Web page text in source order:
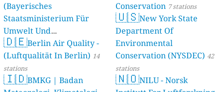
(Bayerisches
Staatsministerium Für
Umwelt Und
Verbraucherschutz) - LfU
46 stations
🇩🇪Berlin Air Quality -
(Luftqualität In Berlin) 14
stations
🇮🇩BMKG | Badan
Conservation 7 stations
🇺🇸New York State
Department Of
Environmental
Conservation (NYSDEC) 42
stations
🇳🇴NILU - Norsk